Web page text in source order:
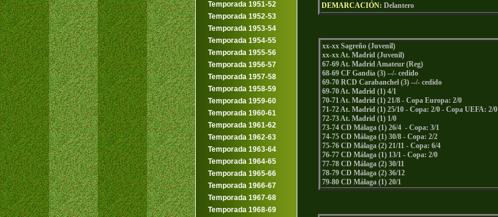
Temporada 1951-52
Temporada 1952-53
Temporada 1953-54
Temporada 1954-55
Temporada 1955-56
Temporada 1956-57
Temporada 1957-58
Temporada 1958-59
Temporada 1959-60
Temporada 1960-61
Temporada 1961-62
Temporada 1962-63
Temporada 1963-64
Temporada 1964-65
Temporada 1965-66
Temporada 1966-67
Temporada 1967-68
Temporada 1968-69
DEMARCACIÓN: Delantero
xx-xx Sagreño (Juvenil)
xx-xx At. Madrid (Juvenil)
67-69 At. Madrid Amateur (Reg)
68-69 CF Gandía (3) --/- cedido
69-70 RCD Carabanchel (3) --/- cedido
69-70 At. Madrid (1) 4/1
70-71 At. Madrid (1) 21/8 - Copa Europa: 2/0
71-72 At. Madrid (1) 25/10 - Copa: 2/0 - Copa UEFA: 2/0
72-73 At. Madrid (1) 1/0
73-74 CD Málaga (1) 26/4 - Copa: 3/1
74-75 CD Málaga (1) 30/8 - Copa: 2/2
75-76 CD Málaga (2) 21/11 - Copa: 6/4
76-77 CD Málaga (1) 13/1 - Copa: 2/0
77-78 CD Málaga (2) 30/11
78-79 CD Málaga (2) 36/12
79-80 CD Málaga (1) 20/1